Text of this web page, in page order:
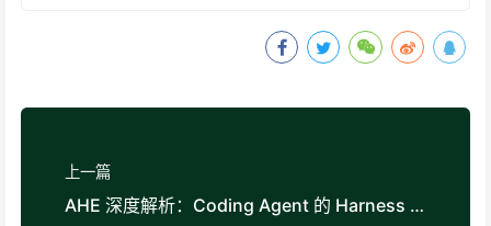
上一篇
AHE 深度解析：Coding Agent 的 Harness 如何自动演化